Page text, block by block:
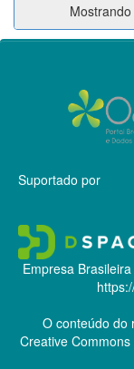
Suportado por
Empresa
O conteúdo do
Creative Commons